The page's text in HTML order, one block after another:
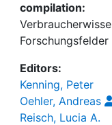
compilation:
Editors:
Kenning, Peter
Oehler, Andreas
Reisch, Lucia A.